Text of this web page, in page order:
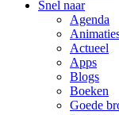
Snel naar
Agenda
Actueel
Apps
Blogs
Boeken
Goede